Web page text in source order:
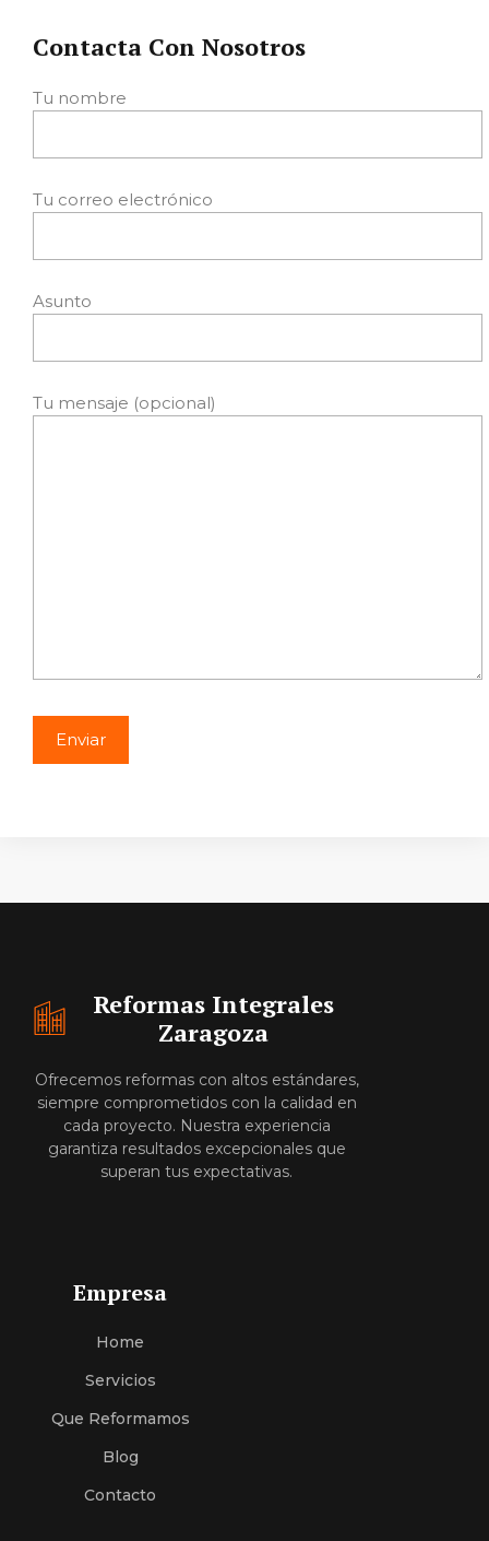
Contacta Con Nosotros
Tu nombre
Tu correo electrónico
Asunto
Tu mensaje (opcional)
Reformas Integrales
Zaragoza
Ofrecemos reformas con altos estándares,
siempre comprometidos con la calidad en
cada proyecto. Nuestra experiencia
garantiza resultados excepcionales que
superan tus expectativas.
Empresa
Home
ServiciOS
Que Reformamos
Blog
Contacto